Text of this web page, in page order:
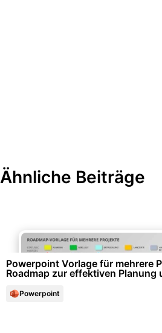
Ähnliche Beiträge
Powerpoint Vorlage für mehrere
Roadmap zur effektiven Planung
Powerpoint